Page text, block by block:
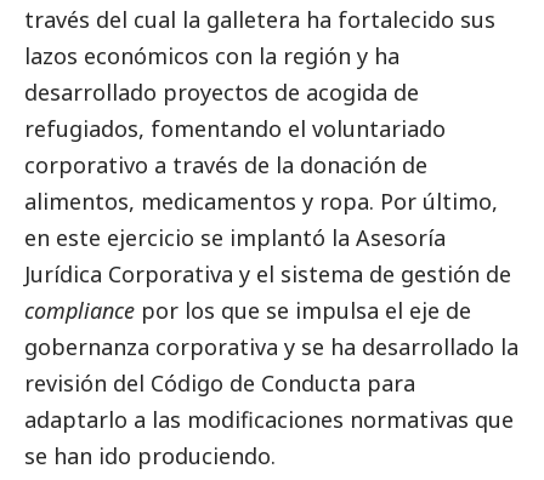
través del cual la galletera ha fortalecido sus
lazos económicos con la región y ha
desarrollado proyectos de acogida de
refugiados, fomentando el voluntariado
corporativo a través de la donación de
alimentos, medicamentos y ropa. Por último,
en este ejercicio se implantó la Asesoría
Jurídica Corporativa y el sistema de gestión de
compliance por los que se impulsa el eje de
gobernanza corporativa y se ha desarrollado la
revisión del Código de Conducta para
adaptarlo a las modificaciones normativas que
se han ido produciendo.